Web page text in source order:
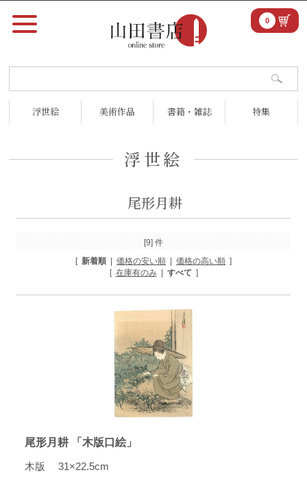
浮世絵 美術作品 書籍・雑誌 特集
0
浮世絵
尾形月耕
[9] 件
[ 新着順 価格の安い順 価格の高い順 ]
[ 在庫有のみ| すべて ]
尾形月耕 「木版口絵」
木版 31×22.5cm